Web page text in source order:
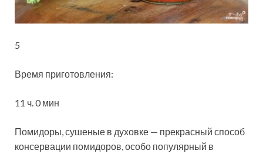
5
Время приготовления:
11 ч. 0 мин
Помидоры, сушеные в духовке — прекрасный способ
консервации помидоров, особо популярный в